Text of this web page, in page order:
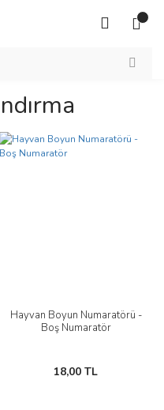
Hayvan Boyun Numaratörü -
Boş Numaratör
18,00 TL